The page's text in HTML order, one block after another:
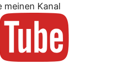
meinen Kanal